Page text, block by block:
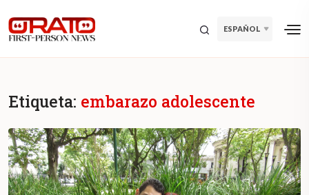
ESPAÑOL
Etiqueta: embarazo adolescente